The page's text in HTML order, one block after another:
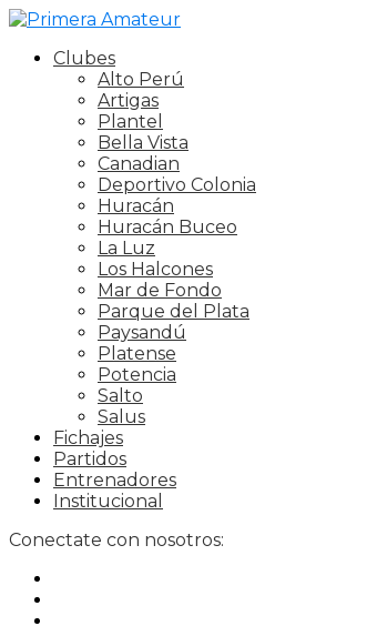
Clubes
Alto Perú
Artigas
Plantel
Bella Vista
Canadian
Deportivo Colonia
Huracán
Huracán Buceo
La Luz
Los Halcones
Mar de Fondo
Parque del Plata
Paysandú
Platense
Potencia
Salto
Salus
Fichajes
Partidos
Entrenadores
Institucional
Conectate con nosotros: